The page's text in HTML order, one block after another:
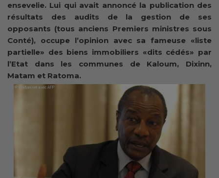
ensevelie. Lui qui avait annoncé la publication des
résultats des audits de la gestion de ses
opposants (tous anciens Premiers ministres sous
Conté), occupe l’opinion avec sa fameuse «liste
partielle» des biens immobiliers «dits cédés» par
l’Etat dans les communes de Kaloum, Dixinn,
Matam et Ratoma.